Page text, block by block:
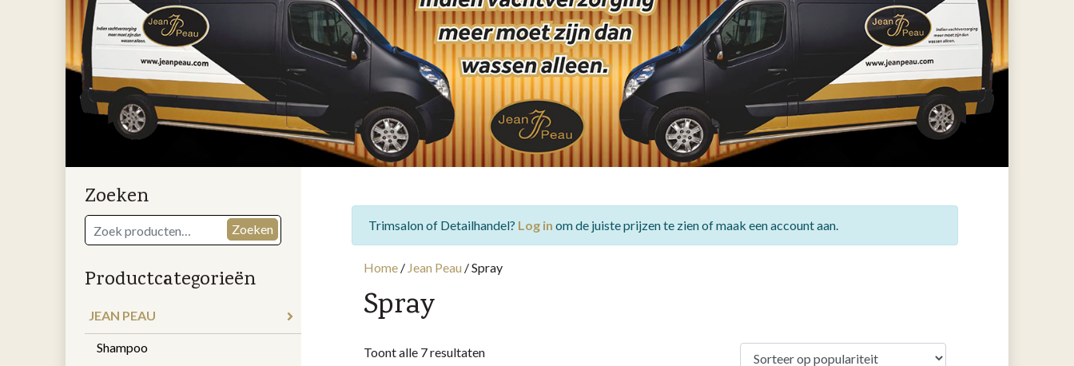
Zoeken
Zoeken
naar:
Zoeken
Productcategorieën
JEAN PEAU
Shampoo
Trimsalon of Detailhandel? Log in om de juiste prijzen te zien of maak een account aan.
Home / Jean Peau /Spray
Spray
Toont alle 7 resultatenGesorteerd